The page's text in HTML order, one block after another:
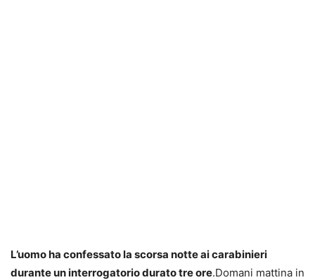
L’uomo ha confessato la scorsa notte ai carabinieri
durante un interrogatorio durato tre ore.Domani mattina in